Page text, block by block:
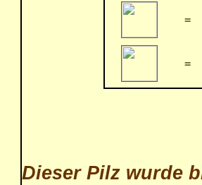
=
=
Dieser Pilz wurde